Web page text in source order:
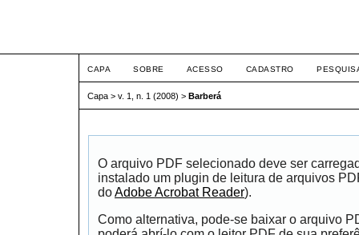
CAPA SOBRE ACESSO CADASTRO
Capa > v. 1, n. 1 (2008) > Barberá
O arquivo PDF selecionado deve ser
instalado um plugin de leitura de arquivos
doAdobe Acrobat Reader).
Como alternativa, pode-se baixar o arquivo